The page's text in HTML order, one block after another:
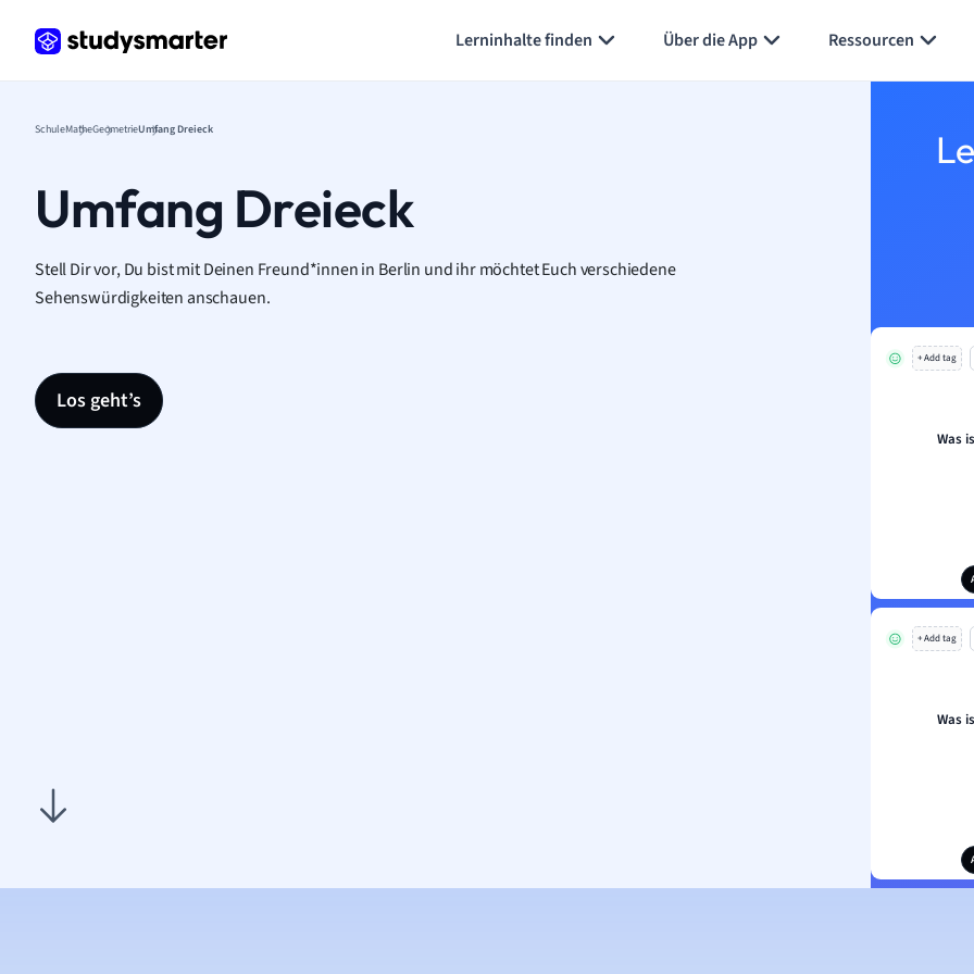
Lerninhalte finden Über die App Ressourcen
SchuleMatheGeometrieUmfang Dreieck
Umfang Dreieck
Stell Dir vor, Du bist mit Deinen Freund*innen in Berlin und ihr möchtet Euch verschiedene
Sehenswürdigkeiten anschauen.
Los geht’s
+ Add tag
Was
+ Add tag
Was